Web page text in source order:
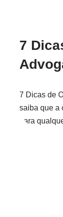
7
7 Dicas de
saiba que a
para